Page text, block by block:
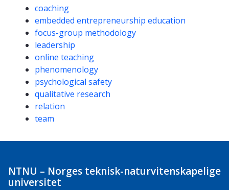
Kompetanseord
coaching
embedded entrepreneurship education
focus-group methodology
leadership
online teaching
phenomenology
psychological safety
qualitative research
relation
team
NTNU – Norges teknisk-naturvitenskapelige
universitet